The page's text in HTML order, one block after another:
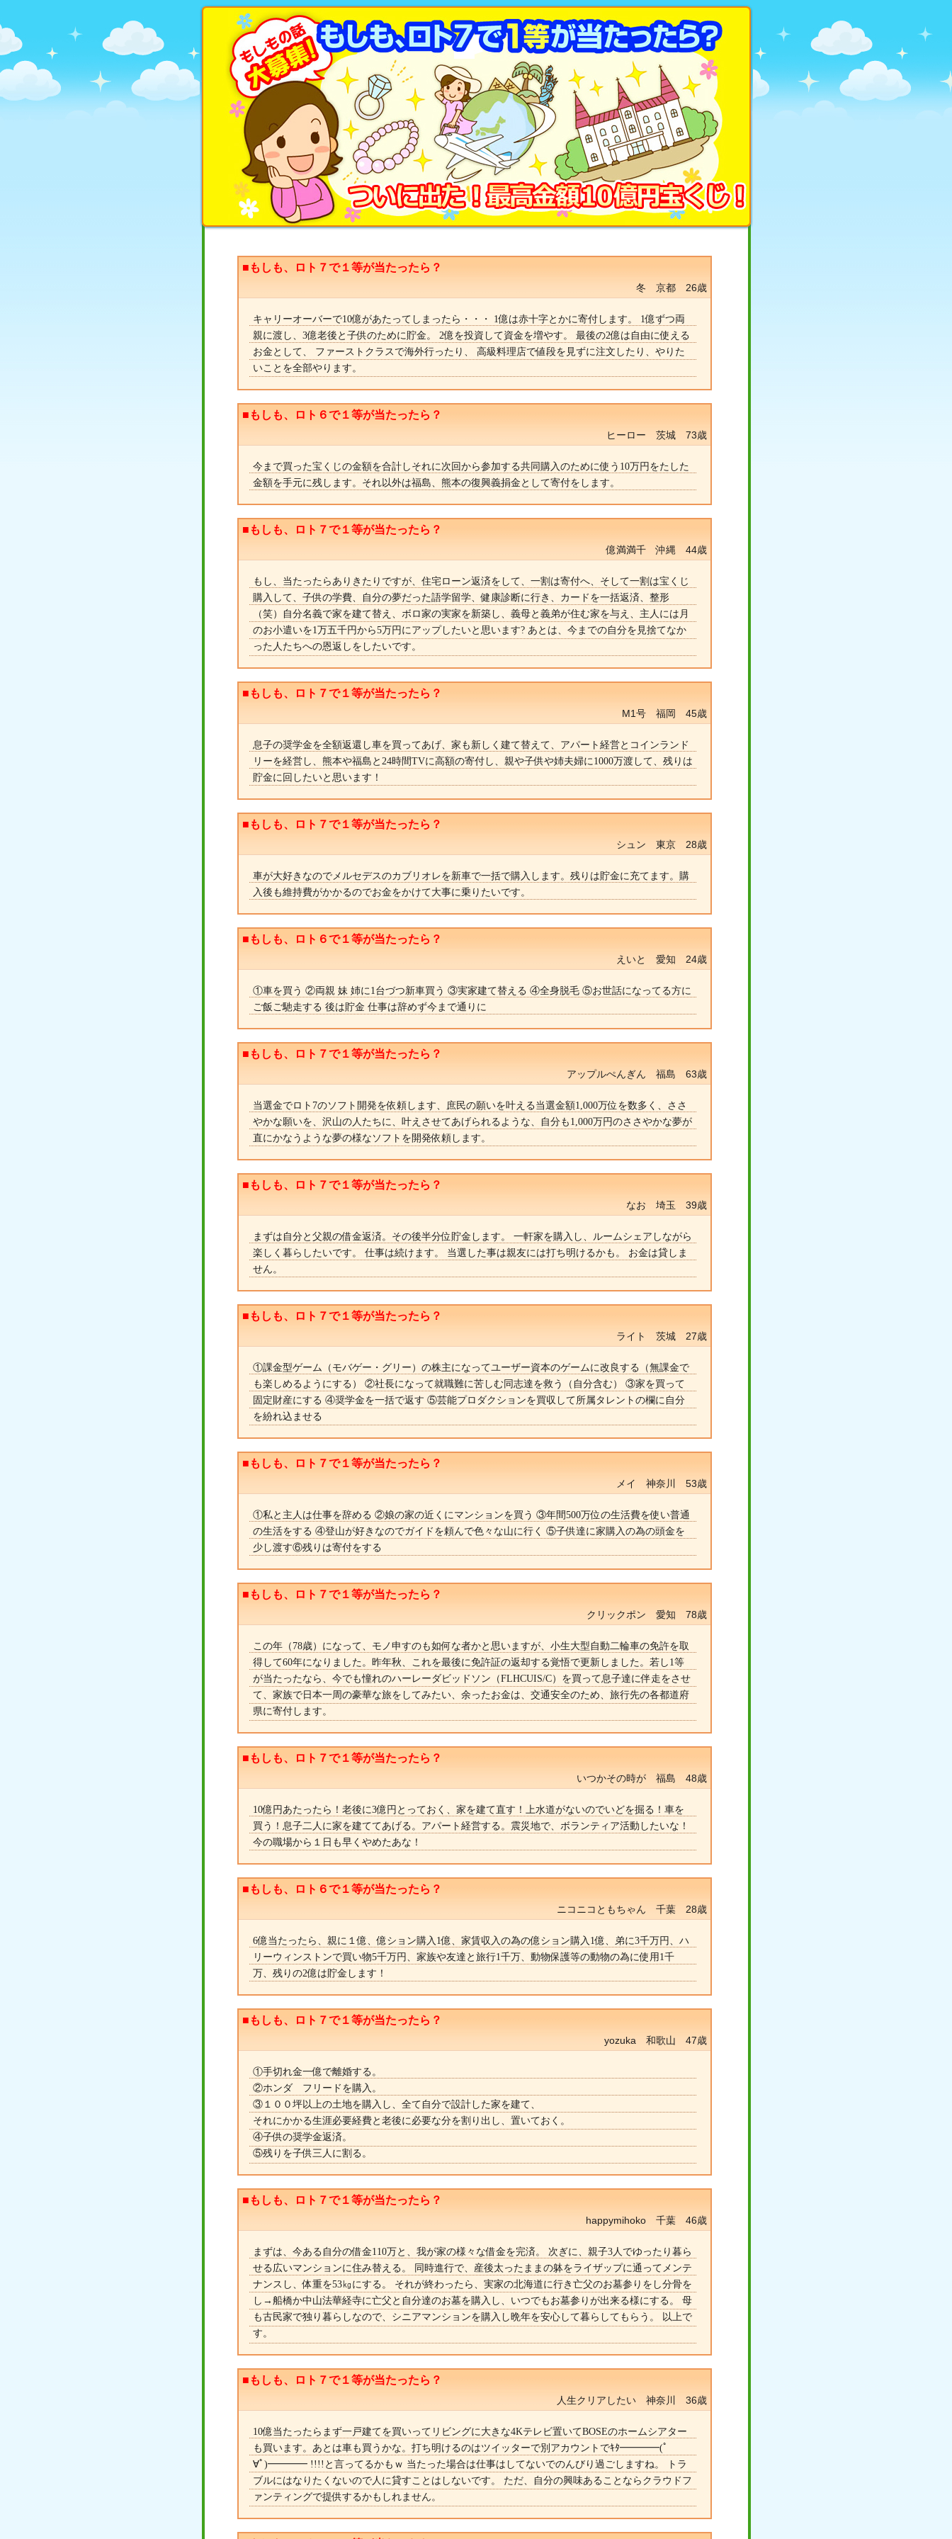
■もしも、ロト７で１等が当たったら？
冬 京都 26歳
キャリーオーバーで10億があたってしまったら・・・ 1億は赤十字とかに寄付します。 1億ずつ両
親に渡し、3億老後と子供のために貯金。 2億を投資して資金を増やす。 最後の2億は自由に使える
お金として、 ファーストクラスで海外行ったり、 高級料理店で値段を見ずに注文したり、やりた
いことを全部やります。
■もしも、ロト６で１等が当たったら？
ヒーロー 茨城 73歳
今まで買った宝くじの金額を合計しそれに次回から参加する共同購入のために使う10万円をたした
金額を手元に残します。それ以外は福島、熊本の復興義捐金として寄付をします。
■もしも、ロト７で１等が当たったら？
億満満千 沖縄 44歳
もし、当たったらありきたりですが、住宅ローン返済をして、一割は寄付へ、そして一割は宝くじ
購入して、子供の学費、自分の夢だった語学留学、健康診断に行き、カードを一括返済、整形
（笑）自分名義で家を建て替え、ボロ家の実家を新築し、義母と義弟が住む家を与え、主人には月
のお小遣いを1万五千円から5万円にアップしたいと思います? あとは、今までの自分を見捨てなか
った人たちへの恩返しをしたいです。
■もしも、ロト７で１等が当たったら？
M1号 福岡 45歳
息子の奨学金を全額返還し車を買ってあげ、家も新しく建て替えて、アパート経営とコインランド
リーを経営し、熊本や福島と24時間TVに高額の寄付し、親や子供や姉夫婦に1000万渡して、残りは
貯金に回したいと思います！
■もしも、ロト７で１等が当たったら？
シュン 東京 28歳
車が大好きなのでメルセデスのカブリオレを新車で一括で購入します。残りは貯金に充てます。購
入後も維持費がかかるのでお金をかけて大事に乗りたいです。
■もしも、ロト６で１等が当たったら？
えいと 愛知 24歳
①車を買う ②両親 妹 姉に1台づつ新車買う ③実家建て替える ④全身脱毛 ⑤お世話になってる方に
ご飯ご馳走する 後は貯金 仕事は辞めず今まで通りに
■もしも、ロト７で１等が当たったら？
アップルぺんぎん 福島 63歳
当選金でロト7のソフト開発を依頼します、庶民の願いを叶える当選金額1,000万位を数多く、ささ
やかな願いを、沢山の人たちに、叶えさせてあげられるような、自分も1,000万円のささやかな夢が
直にかなうような夢の様なソフトを開発依頼します。
■もしも、ロト７で１等が当たったら？
なお 埼玉 39歳
まずは自分と父親の借金返済。その後半分位貯金します。 一軒家を購入し、ルームシェアしながら
楽しく暮らしたいです。 仕事は続けます。 当選した事は親友には打ち明けるかも。 お金は貸しま
せん。
■もしも、ロト７で１等が当たったら？
ライト 茨城 27歳
①課金型ゲーム（モバゲー・グリー）の株主になってユーザー資本のゲームに改良する（無課金で
も楽しめるようにする） ②社長になって就職難に苦しむ同志達を救う（自分含む） ③家を買って
固定財産にする ④奨学金を一括で返す ⑤芸能プロダクションを買収して所属タレントの欄に自分
を紛れ込ませる
■もしも、ロト７で１等が当たったら？
メイ 神奈川 53歳
①私と主人は仕事を辞める ②娘の家の近くにマンションを買う ③年間500万位の生活費を使い普通
の生活をする ④登山が好きなのでガイドを頼んで色々な山に行く ⑤子供達に家購入の為の頭金を
少し渡す⑥残りは寄付をする
■もしも、ロト７で１等が当たったら？
クリックポン 愛知 78歳
この年（78歳）になって、モノ申すのも如何な者かと思いますが、小生大型自動二輪車の免許を取
得して60年になりました。昨年秋、これを最後に免許証の返却する覚悟で更新しました。若し1等
が当たったなら、今でも憧れのハーレーダビッドソン（FLHCUIS/C）を買って息子達に伴走をさせ
て、家族で日本一周の豪華な旅をしてみたい、余ったお金は、交通安全のため、旅行先の各都道府
県に寄付します。
■もしも、ロト７で１等が当たったら？
いつかその時が 福島 48歳
10億円あたったら！老後に3億円とっておく、家を建て直す！上水道がないのでいどを掘る！車を
買う！息子二人に家を建ててあげる。アパート経営する。震災地で、ボランティア活動したいな！
今の職場から１日も早くやめたあな！
■もしも、ロト６で１等が当たったら？
ニコニコともちゃん 千葉 28歳
6億当たったら、親に１億、億ション購入1億、家賃収入の為の億ション購入1億、弟に3千万円、ハ
リーウィンストンで買い物5千万円、家族や友達と旅行1千万、動物保護等の動物の為に使用1千
万、残りの2億は貯金します！
■もしも、ロト７で１等が当たったら？
yozuka 和歌山 47歳
①手切れ金一億で離婚する。
②ホンダ フリードを購入。
③１００坪以上の土地を購入し、全て自分で設計した家を建て、
それにかかる生涯必要経費と老後に必要な分を割り出し、置いておく。
④子供の奨学金返済。
⑤残りを子供三人に割る。
■もしも、ロト７で１等が当たったら？
happymihoko 千葉 46歳
まずは、今ある自分の借金110万と、我が家の様々な借金を完済。 次ぎに、親子3人でゆったり暮ら
せる広いマンションに住み替える。 同時進行で、産後太ったままの躰をライザップに通ってメンテ
ナンスし、体重を53㎏にする。 それが終わったら、実家の北海道に行き亡父のお墓参りをし分骨を
し→船橋か中山法華経寺に亡父と自分達のお墓を購入し、いつでもお墓参りが出来る様にする。 母
も古民家で独り暮らしなので、シニアマンションを購入し晩年を安心して暮らしてもらう。 以上で
す。
■もしも、ロト７で１等が当たったら？
人生クリアしたい 神奈川 36歳
10億当たったらまず一戸建てを買いってリビングに大きな4Kテレビ置いてBOSEのホームシアター
も買います。あとは車も買うかな。打ち明けるのはツイッターで別アカウントでｷﾀ━━━━(ﾟ
∀ﾟ)━━━━ !!!!と言ってるかもｗ 当たった場合は仕事はしてないでのんびり過ごしますね。 トラ
ブルにはなりたくないので人に貸すことはしないです。 ただ、自分の興味あることならクラウドフ
ァンティングで提供するかもしれません。